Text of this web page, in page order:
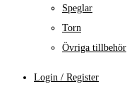
Speglar
Torn
Övriga tillbehör
Login / Register